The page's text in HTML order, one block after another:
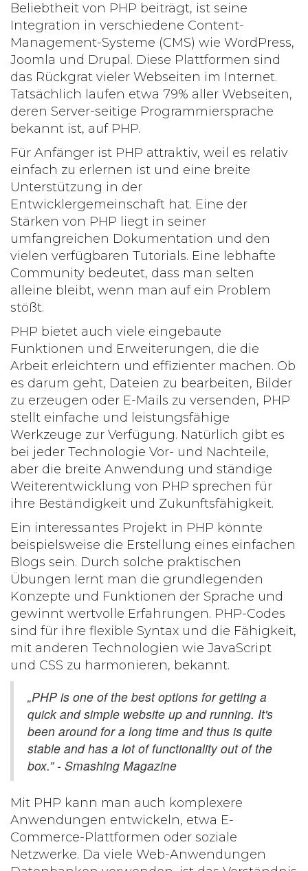
Beliebtheit von PHP beiträgt, ist seine
Integration in verschiedene Content-
Management-Systeme (CMS) wie WordPress,
Joomla und Drupal. Diese Plattformen sind
das Rückgrat vieler Webseiten im Internet.
Tatsächlich laufen etwa 79% aller Webseiten,
deren Server-seitige Programmiersprache
bekannt ist, auf PHP.
Für Anfänger ist PHP attraktiv, weil es relativ
einfach zu erlernen ist und eine breite
Unterstützung in der
Entwicklergemeinschaft hat. Eine der
Stärken von PHP liegt in seiner
umfangreichen Dokumentation und den
vielen verfügbaren Tutorials. Eine lebhafte
Community bedeutet, dass man selten
alleine bleibt, wenn man auf ein Problem
stößt.
PHP bietet auch viele eingebaute
Funktionen und Erweiterungen, die die
Arbeit erleichtern und effizienter machen. Ob
es darum geht, Dateien zu bearbeiten, Bilder
zu erzeugen oder E-Mails zu versenden, PHP
stellt einfache und leistungsfähige
Werkzeuge zur Verfügung. Natürlich gibt es
bei jeder Technologie Vor- und Nachteile,
aber die breite Anwendung und ständige
Weiterentwicklung von PHP sprechen für
ihre Beständigkeit und Zukunftsfähigkeit.
Ein interessantes Projekt in PHP könnte
beispielsweise die Erstellung eines einfachen
Blogs sein. Durch solche praktischen
Übungen lernt man die grundlegenden
Konzepte und Funktionen der Sprache und
gewinnt wertvolle Erfahrungen. PHP-Codes
sind für ihre flexible Syntax und die Fähigkeit,
mit anderen Technologien wie JavaScript
und CSS zu harmonieren, bekannt.
„PHP is one of the best options for getting a
quick and simple website up and running. It's
been around for a long time and thus is quite
stable and has a lot of functionality out of the
box.” - Smashing Magazine
Mit PHP kann man auch komplexere
Anwendungen entwickeln, etwa E-
Commerce-Plattformen oder soziale
Netzwerke. Da viele Web-Anwendungen